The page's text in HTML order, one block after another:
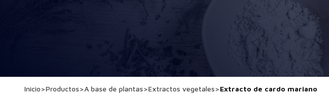
Inicio>Productos>A base de plantas>Extractos vegetales>Extracto de cardo mariano